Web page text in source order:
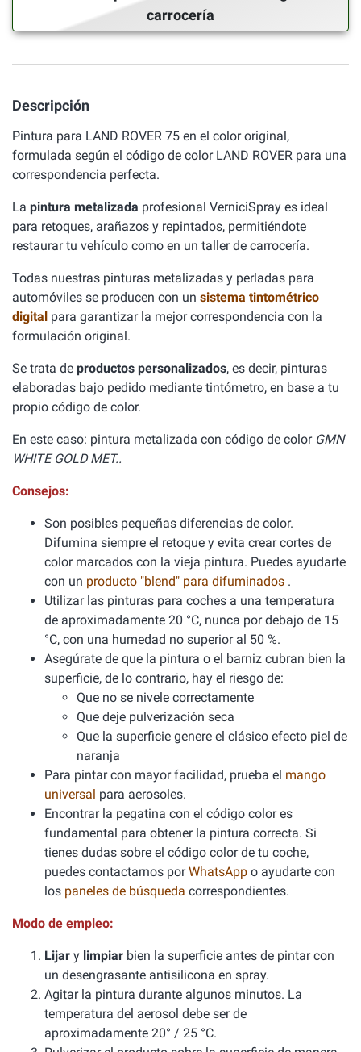
carrocería
Descripción
Pintura para LAND ROVER 75 en el color original,
formulada según el código de color LAND ROVER para una
correspondencia perfecta.
La pintura metalizada profesional VerniciSpray es ideal
para retoques, arañazos y repintados, permitiéndote
restaurar tu vehículo como en un taller de carrocería.
Todas nuestras pinturas metalizadas y perladas para
automóviles se producen con un sistema tintométrico
digital para garantizar la mejor correspondencia con la
formulación original.
Se trata de productos personalizados, es decir, pinturas
elaboradas bajo pedido mediante tintómetro, en base a tu
propio código de color.
En este caso: pintura metalizada con código de color GMN
WHITE GOLD MET..
Consejos:
Son posibles pequeñas diferencias de color.
Difumina siempre el retoque y evita crear cortes de
color marcados con la vieja pintura. Puedes ayudarte
con un producto "blend" para difuminados .
Utilizar las pinturas para coches a una temperatura
de aproximadamente 20 °C, nunca por debajo de 15
°C, con una humedad no superior al 50 %.
Asegúrate de que la pintura o el barniz cubran bien la
superficie, de lo contrario, hay el riesgo de:
Que no se nivele correctamente
Que deje pulverización seca
Que la superficie genere el clásico efecto piel de
naranja
Para pintar con mayor facilidad, prueba el mango
universal para aerosoles.
Encontrar la pegatina con el código color es
fundamental para obtener la pintura correcta. Si
tienes dudas sobre el código color de tu coche,
puedes contactarnos porWhatsApp o ayudarte con
los paneles de búsqueda correspondientes.
Modo de empleo:
Lijar y limpiar bien la superficie antes de pintar con
un desengrasante antisilicona en spray.
Agitar la pintura durante algunos minutos. La
temperatura del aerosol debe ser de
aproximadamente 20° / 25 °C.